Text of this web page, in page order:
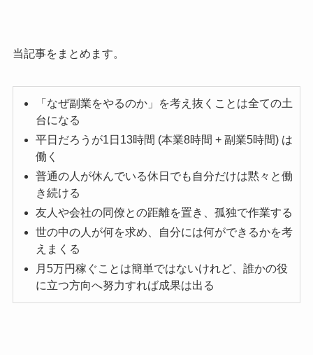
当記事をまとめます。
「なぜ副業をやるのか」を考え抜くことは全ての土
台になる
平日だろうが1日13時間 (本業8時間 + 副業5時間) は
働く
普通の人が休んでいる休日でも自分だけは黙々と働
き続ける
友人や会社の同僚との距離を置き、孤独で作業する
世の中の人が何を求め、自分には何ができるかを考
えまくる
月5万円稼ぐことは簡単ではないけれど、誰かの役
に立つ方向へ努力すれば成果は出る